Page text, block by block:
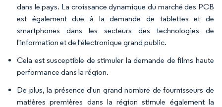
dans le pays. La croissance dynamique du marché des PCB
est également due à la demande de tablettes et de
smartphones dans les secteurs des technologies de
l'information et de l'électronique grand public.
Cela est susceptible de stimuler la demande de films haute
performance dans la région.
De plus, la présence d'un grand nombre de fournisseurs de
matières premières dans la région stimule également la